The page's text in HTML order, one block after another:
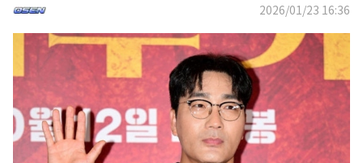
2026/01/23 16:36